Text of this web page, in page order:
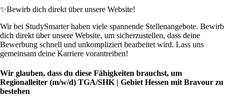
✨Bewirb dich direkt über unsere Website!
Wir bei StudySmarter haben viele spannende Stellenangebote. Bewirb
dich direkt über unsere Website, um sicherzustellen, dass deine
Bewerbung schnell und unkompliziert bearbeitet wird. Lass uns
gemeinsam deine Karriere vorantreiben!
Wir glauben, dass du diese Fähigkeiten brauchst, um
Regionalleiter (m/w/d) TGA/SHK | Gebiet Hessen mit Bravour zu
bestehen